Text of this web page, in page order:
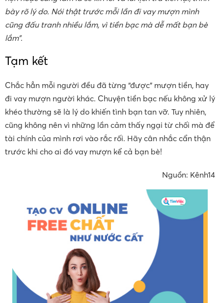
bày rõ lý do. Nói thật trước mỗi lần đi vay mượn mình
cũng đấu tranh nhiều lắm, vì tiền bạc mà dễ mất bạn bè
lắm”.
Tạm kết
Chắc hẳn mỗi người đều đã từng “được” mượn tiền, hay
đi vay mượn người khác. Chuyện tiền bạc nếu không xử lý
khéo thường sẽ là lý do khiến tình bạn tan vỡ. Tuy nhiên,
cũng không nên vì những lần cảm thấy ngại từ chối mà để
tài chính của mình rơi vào rắc rối. Hãy cân nhắc cẩn thận
trước khi cho ai đó vay mượn kể cả bạn bè!
Nguồn: Kênh14